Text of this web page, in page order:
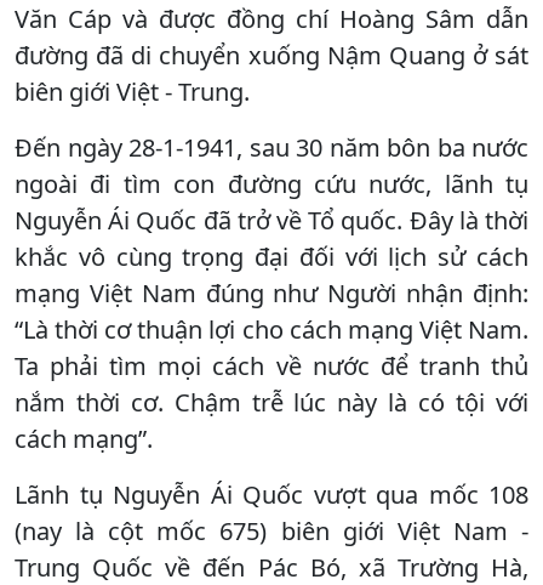
Văn Cáp và được đồng chí Hoàng Sâm dẫn
đường đã di chuyển xuống Nậm Quang ở sát
biên giới Việt - Trung.
Đến ngày 28-1-1941, sau 30 năm bôn ba nước
ngoài đi tìm con đường cứu nước, lãnh tụ
Nguyễn Ái Quốc đã trở về Tổ quốc. Đây là thời
khắc vô cùng trọng đại đối với lịch sử cách
mạng Việt Nam đúng như Người nhận định:
“Là thời cơ thuận lợi cho cách mạng Việt Nam.
Ta phải tìm mọi cách về nước để tranh thủ
nắm thời cơ. Chậm trễ lúc này là có tội với
cách mạng”.
Lãnh tụ Nguyễn Ái Quốc vượt qua mốc 108
(nay là cột mốc 675) biên giới Việt Nam -
Trung Quốc về đến Pác Bó, xã Trường Hà,